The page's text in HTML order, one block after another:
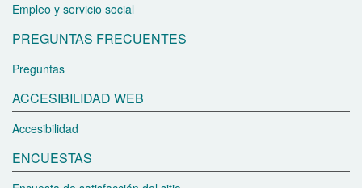
Empleo y servicio social
PREGUNTAS FRECUENTES
Preguntas
ACCESIBILIDAD WEB
Accesibilidad
ENCUESTAS